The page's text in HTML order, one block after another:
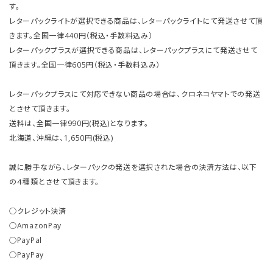
す。
レターパックライトが選択できる商品は、レターパックライトにて発送させて頂
きます。全国一律440円（税込・手数料込み）
レターパックプラスが選択できる商品は、レターパックプラスにて発送させて
頂きます。全国一律605円（税込・手数料込み）
レターパックプラスにて対応できない商品の場合は、クロネコヤマトでの発送
とさせて頂きます。
送料は、全国一律990円(税込)となります。
北海道、沖縄は、1,650円(税込)
誠に勝手ながら、レターパックの発送を選択された場合の決済方法は、以下
の４種類とさせて頂きます。
○クレジット決済
○AmazonPay
○PayPal
○PayPay